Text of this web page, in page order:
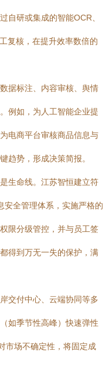
自研或集成的智能OCR、
复核，在提升效率数倍的
据标注、内容审核、舆情
例如，为人工智能企业提
电商平台审核商品信息与
趋势，形成决策简报。
生命线。江苏智恒建立符
安全管理体系，实施严格的
限分级管控，并与员工签
得到万无一失的保护，满
交付中心、云端协同等多
如季节性高峰）快速弹性
市场不确定性，将固定成